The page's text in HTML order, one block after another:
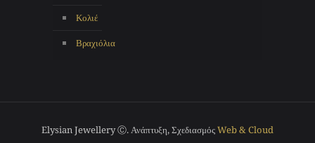
Κολιέ
Βραχιόλια
Elysian Jewellery Ⓒ. Ανάπτυξη, ΣχεδιασμόςWeb & Cloud